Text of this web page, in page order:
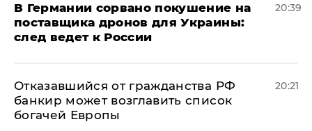
​В Германии сорвано покушение на
поставщика дронов для Украины:
след ведет к России
20:39
Отказавшийся от гражданства РФ
банкир может возглавить список
богачей Европы
20:21